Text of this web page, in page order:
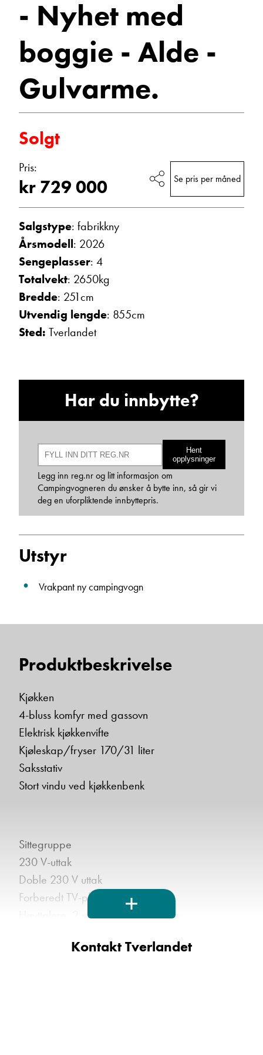
Gulvarme.
2026
Campingvogner
Vis epost
Ann Kristin Hattrem
Vis epost
Ta kontakt
Lurer du på noe? Spør!
Navn
Beskrivelse
Denne siden er beskyttet av reCAPTCHA og Google
PersonvernerklæringogVilkår for bruker gjeldende.
- Nyhet med
boggie - Alde -
Gulvarme.
Solgt
Pris:
kr 729 000 Se pris per måned
Salgstype: fabrikkny
Årsmodell: 2026
Sengeplasser: 4
Totalvekt: 2650kg
Bredde: 251cm
Utvendig lengde: 855cm
Sted: Tverlandet
Har du innbytte?
Hent
opplysninger
Legg inn reg.nr og litt informasjon om
Campingvogneren du ønsker å bytte inn, så gir vi
deg en uforpliktende innbyttepris.
Utstyr
Vrakpant ny campingvogn
Produktbeskrivelse
Kjøkken
4-bluss komfyr med gassovn
Elektrisk kjøkkenvifte
Kjøleskap/fryser 170/31 liter
Saksstativ
Stort vindu ved kjøkkenbenk
Sittegruppe
230 V-uttak
Doble 230 V uttak
Forberedt TV-plass
Høyttalere, 2 stk
USB-uttak i leselamper
Kontakt Tverlandet